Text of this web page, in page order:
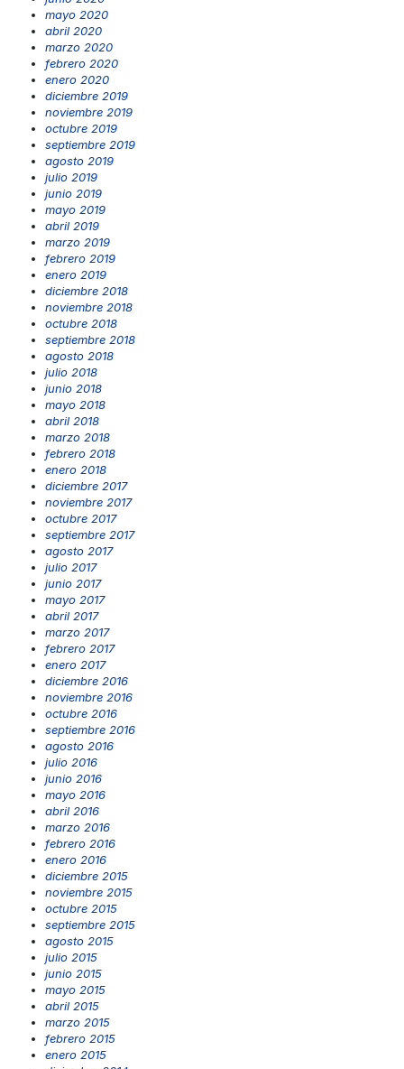
mayo 2020
abril 2020
marzo 2020
febrero 2020
enero 2020
diciembre 2019
noviembre 2019
octubre 2019
septiembre 2019
agosto 2019
julio 2019
junio 2019
mayo 2019
abril 2019
marzo 2019
febrero 2019
enero 2019
diciembre 2018
noviembre 2018
octubre 2018
septiembre 2018
agosto 2018
julio 2018
junio 2018
mayo 2018
abril 2018
marzo 2018
febrero 2018
enero 2018
diciembre 2017
noviembre 2017
octubre 2017
septiembre 2017
agosto 2017
julio 2017
junio 2017
mayo 2017
abril 2017
marzo 2017
febrero 2017
enero 2017
diciembre 2016
noviembre 2016
octubre 2016
septiembre 2016
agosto 2016
julio 2016
junio 2016
mayo 2016
abril 2016
marzo 2016
febrero 2016
enero 2016
diciembre 2015
noviembre 2015
octubre 2015
septiembre 2015
agosto 2015
julio 2015
junio 2015
mayo 2015
abril 2015
marzo 2015
febrero 2015
enero 2015